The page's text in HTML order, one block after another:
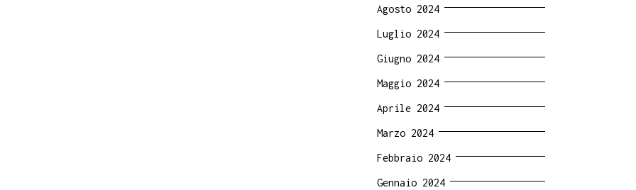
Agosto 2024
Luglio 2024
Giugno 2024
Maggio 2024
Aprile 2024
Marzo 2024
Febbraio 2024
Gennaio 2024